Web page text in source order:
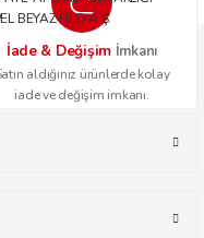
BEYAZ FİLO A.Ş.
İade & Değişim İmkanı
aldığınız ürünlerde kolay
iade ve değişim imkanı.